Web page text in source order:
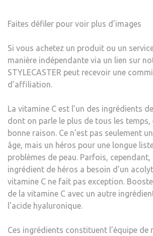
Faites défiler pour voir plus d’images
Si vous achetez un produit ou un
manière indépendante via un lien sur
STYLECASTER peut recevoir une
d’affiliation.
La vitamine C est l’un des ingrédients
dont on parle le plus de tous les temps,
bonne raison. Ce n’est pas seulement
âge, mais un héros pour une longue
problèmes de peau. Parfois, cependant,
ingrédient de héros a besoin d’un
vitamine C ne fait pas exception.
de la vitamine C avec un autre
l’acide hyaluronique.
Ces ingrédients constituent l’équipe de